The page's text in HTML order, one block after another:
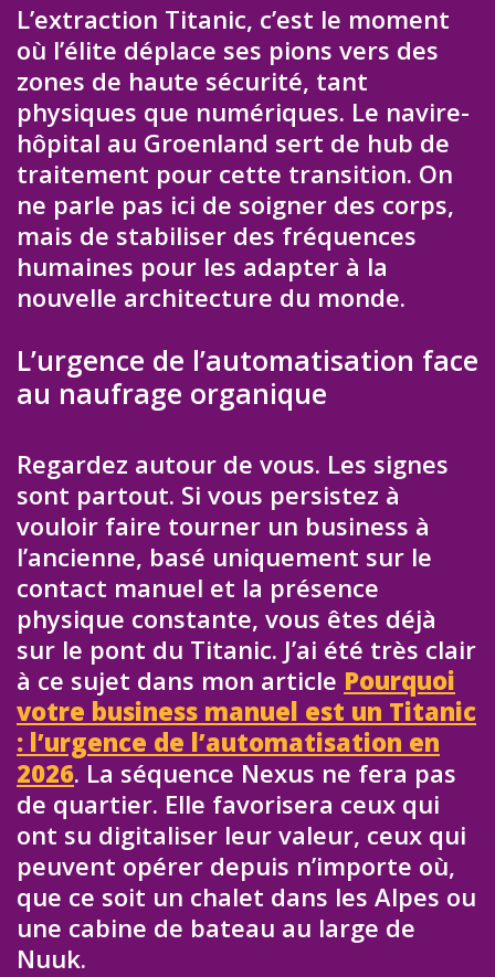
L’extraction Titanic, c’est le moment
où l’élite déplace ses pions vers des
zones de haute sécurité, tant
physiques que numériques. Le navire-
hôpital au Groenland sert de hub de
traitement pour cette transition. On
ne parle pas ici de soigner des corps,
mais de stabiliser des fréquences
humaines pour les adapter à la
nouvelle architecture du monde.
L’urgence de l’automatisation face
au naufrage organique
Regardez autour de vous. Les signes
sont partout. Si vous persistez à
vouloir faire tourner un business à
l’ancienne, basé uniquement sur le
contact manuel et la présence
physique constante, vous êtes déjà
sur le pont du Titanic. J’ai été très clair
à ce sujet dans mon article Pourquoi
votre business manuel est un Titanic
: l’urgence de l’automatisation en
2026. La séquence Nexus ne fera pas
de quartier. Elle favorisera ceux qui
ont su digitaliser leur valeur, ceux qui
peuvent opérer depuis n’importe où,
que ce soit un chalet dans les Alpes ou
une cabine de bateau au large de
Nuuk.